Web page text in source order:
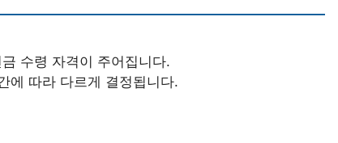
수령 자격이 주어집니다.
에 따라 다르게 결정됩니다.